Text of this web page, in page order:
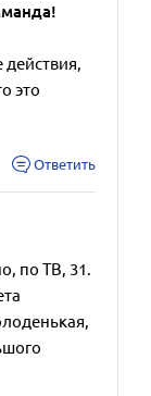
это
Ответить
по ТВ, 31.